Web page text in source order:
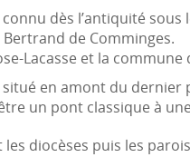
connu dès l’antiquité sous
de Comminges.
Lacasse et la commune
en amont du
un pont classique à
diocèses puis les